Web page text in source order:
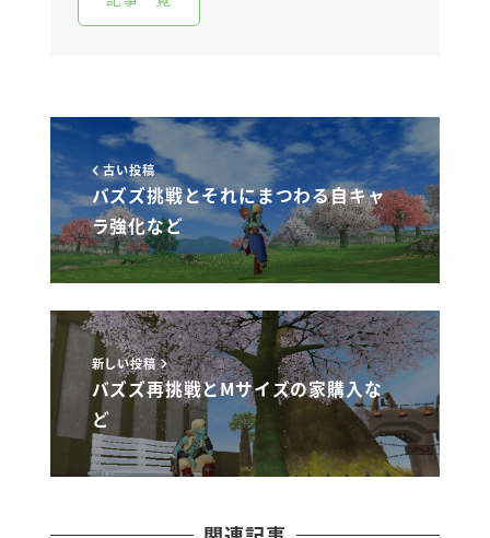
古い投稿
バズズ挑戦とそれにまつわる自キャ
ラ強化など
新しい投稿
バズズ再挑戦とMサイズの家購入な
ど